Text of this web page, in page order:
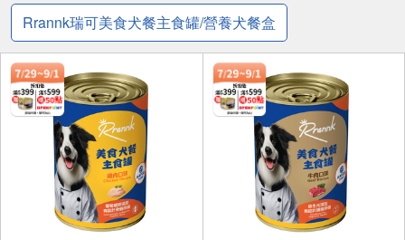
Rrannk瑞可美食犬餐主食罐/營養犬餐盒